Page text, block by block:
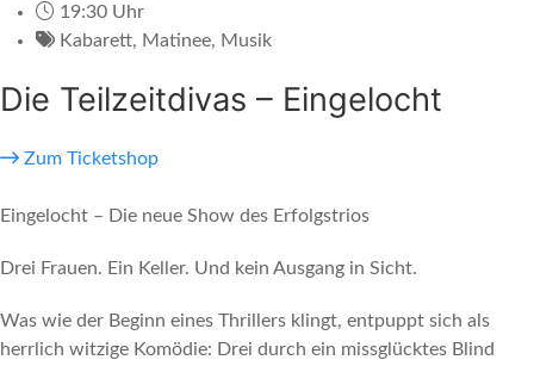
19:30 Uhr
Kabarett, Matinee, Musik
Die Teilzeitdivas – Eingelocht
Zum Ticketshop
Eingelocht – Die neue Show des Erfolgstrios
Drei Frauen. Ein Keller. Und kein Ausgang in Sicht.
Was wie der Beginn eines Thrillers klingt, entpuppt sich als
herrlich witzige Komödie: Drei durch ein missglücktes Blind